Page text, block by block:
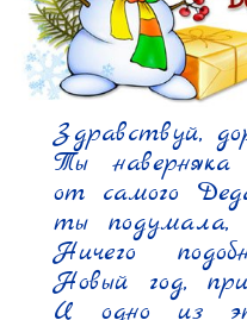
Здравствуй,
Ты наверняка
от самого
ты подумала,
Ничего
Новый год,
И одно из